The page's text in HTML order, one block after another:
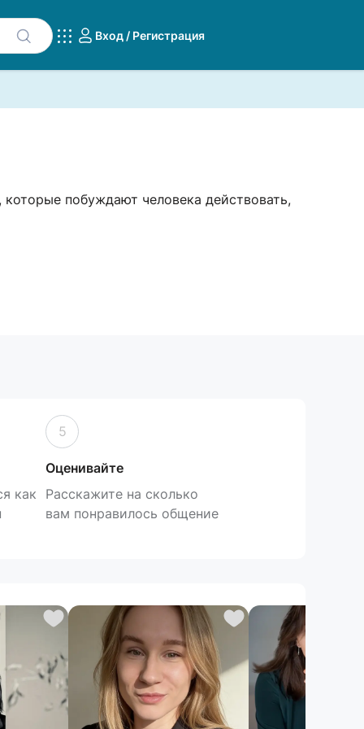
Вход / Регистрация
побуждают человека действовать,
как
5
Оценивайте
Расскажите на сколько
вам понравилось общение